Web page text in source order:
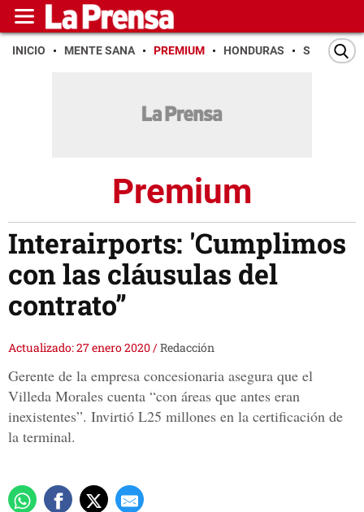
INICIO MENTE SANA PREMIUM HONDURAS SAN PEDRO
Premium
Interairports: 'Cumplimos
con las cláusulas del
contrato”
Actualizado: 27 enero 2020/Redacción
Gerente de la empresa concesionaria asegura que el
Villeda Morales cuenta “con áreas que antes eran
inexistentes”. Invirtió L25 millones en la certificación de
la terminal.